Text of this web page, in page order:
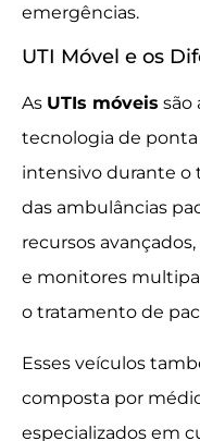
emergências.
UTI Móvel e os
As UTIs móveis são
tecnologia de
intensivo durante o
das ambulâncias
recursos
e monitores
o tratamento de
Esses veículos
composta por
especializados em